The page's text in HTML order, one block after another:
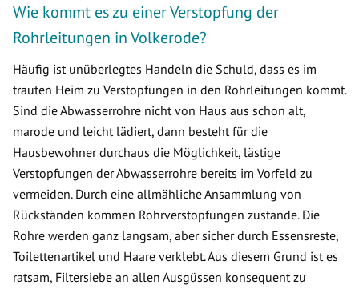
Wie kommt es zu einer Verstopfung der
Rohrleitungen in Volkerode?
Häufig ist unüberlegtes Handeln die Schuld, dass es im
trauten Heim zu Verstopfungen in den Rohrleitungen kommt.
Sind die Abwasserrohre nicht von Haus aus schon alt,
marode und leicht lädiert, dann besteht für die
Hausbewohner durchaus die Möglichkeit, lästige
Verstopfungen der Abwasserrohre bereits im Vorfeld zu
vermeiden. Durch eine allmähliche Ansammlung von
Rückständen kommen Rohrverstopfungen zustande. Die
Rohre werden ganz langsam, aber sicher durch Essensreste,
Toilettenartikel und Haare verklebt. Aus diesem Grund ist es
ratsam, Filtersiebe an allen Ausgüssen konsequent zu